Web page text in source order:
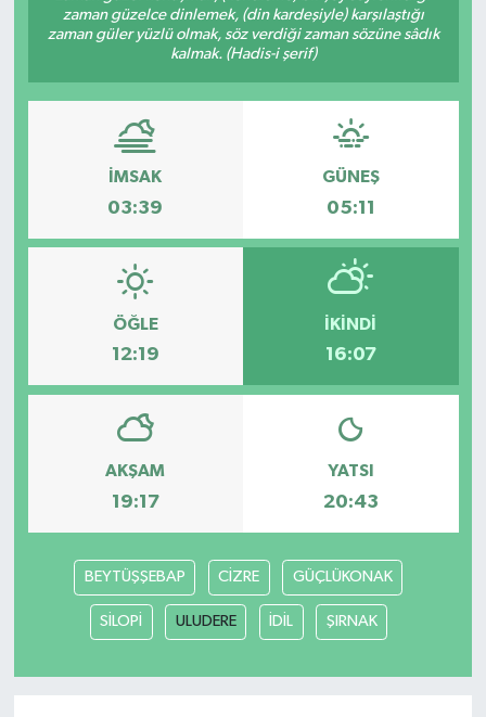
zaman güzelce dinlemek, (din kardeşiyle) karşılaştığı
zaman güler yüzlü olmak, söz verdiği zaman sözüne sâdık
kalmak. (Hadis-i şerif)
İMSAK
03:39
GÜNEŞ
05:11
ÖĞLE
12:19
İKINDI
16:07
AKŞAM
19:17
YATSI
20:43
BEYTÜŞŞEBAP CİZRE GÜÇLÜKONAK
SİLOPİ ULUDERE İDİL ŞIRNAK
Ardahan Müftülüğü
Aydın Müftülüğü
Balıkesir Müftülüğü
Bartın Müftülüğü
Batman Müftülüğü
Bilecik Müftülüğü
Bingöl Müftülüğü
Bitlis Müftülüğü
Bolu Müftülüğü
Kudüs
Mukabele
Peygamberimizin Hayatı
Ramazan
Sahabeler
Hutbeler
DİYANET GENÇLİK
DİYANET RADYO/TV
DEPREM
Dünya
Kültür-Sanat
Sağlık
Makaleler